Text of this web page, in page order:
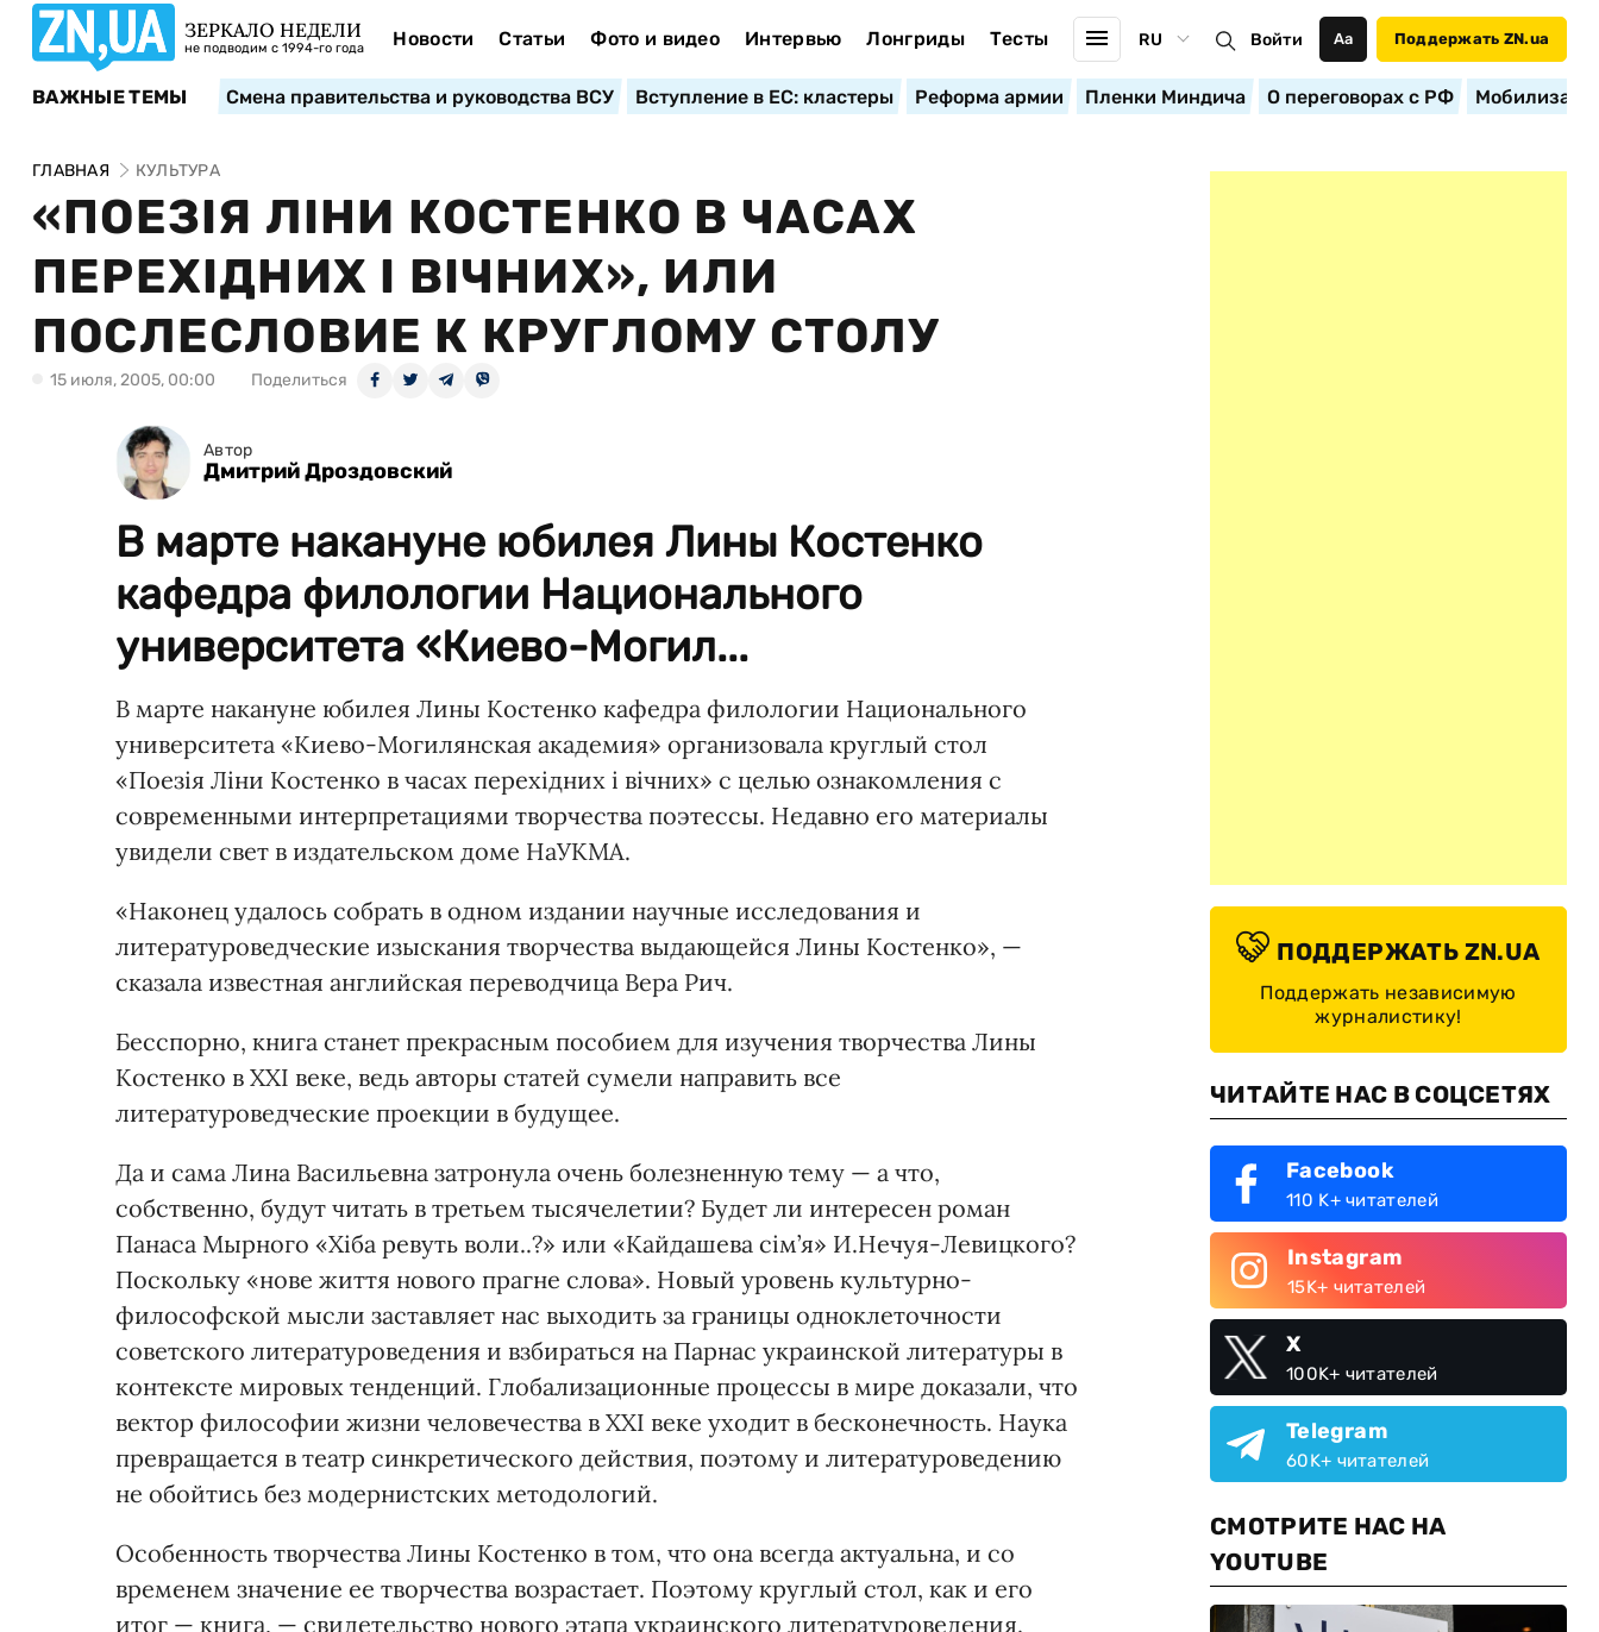
ЗЕРКАЛО НЕДЕЛИ
не подводим с 1994-го года Новости Статьи Фото и видео Интервью Лонгриды Тесты RU Войти Аа Поддержать ZN.ua
ВАЖНЫЕ ТЕМЫ Смена правительства и руководства ВСУ Вступление в ЕС: кластеры Реформа армии Пленки Миндича О переговорах с РФ
ГЛАВНАЯ КУЛЬТУРА
«ПОЕЗІЯ ЛІНИ КОСТЕНКО В ЧАСАХ
ПЕРЕХІДНИХ І ВІЧНИХ», ИЛИ
ПОСЛЕСЛОВИЕ К КРУГЛОМУ СТОЛУ
15 июля, 2005, 00:00 Поделиться
Автор
Дмитрий Дроздовский
В марте накануне юбилея Лины Костенко
кафедра филологии Национального
университета «Киево-Могил...
В марте накануне юбилея Лины Костенко кафедра филологии Национального
университета «Киево-Могилянская академия» организовала круглый стол
«Поезія Ліни Костенко в часах перехідних і вічних» с целью ознакомления с
современными интерпретациями творчества поэтессы. Недавно его материалы
увидели свет в издательском доме НаУКМА.
«Наконец удалось собрать в одном издании научные исследования и
литературоведческие изыскания творчества выдающейся Лины Костенко», —
сказала известная английская переводчица Вера Рич.
Бесспорно, книга станет прекрасным пособием для изучения творчества Лины
Костенко в ХХІ веке, ведь авторы статей сумели направить все
литературоведческие проекции в будущее.
Да и сама Лина Васильевна затронула очень болезненную тему — а что,
собственно, будут читать в третьем тысячелетии? Будет ли интересен роман
Панаса Мырного «Хіба ревуть воли..?» или «Кайдашева сім’я» И.Нечуя-Левицкого?
Поскольку «нове життя нового прагне слова». Новый уровень культурно-
философской мысли заставляет нас выходить за границы одноклеточности
советского литературоведения и взбираться на Парнас украинской литературы в
контексте мировых тенденций. Глобализационные процессы в мире доказали, что
вектор философии жизни человечества в ХХІ веке уходит в бесконечность. Наука
превращается в театр синкретического действия, поэтому и литературоведению
не обойтись без модернистских методологий.
Особенность творчества Лины Костенко в том, что она всегда актуальна, и со
временем значение ее творчества возрастает. Поэтому круглый стол, как и его
итог — книга, — свидетельство нового этапа украинского литературоведения.
ПОДДЕРЖАТЬ ZN.UA
Поддержать независимую
журналистику!
ЧИТАЙТЕ НАС В СОЦСЕТЯХ
Facebook
110 K+ читателей
Instagram
15K+ читателей
X
100K+ читателей
Telegram
60K+ читателей
СМОТРИТЕ НАС НА
YOUTUBE